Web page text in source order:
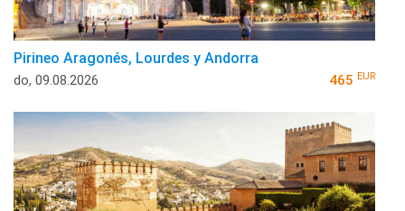
Pirineo Aragonés, Lourdes y Andorra
do, 09.08.2026 465 EUR